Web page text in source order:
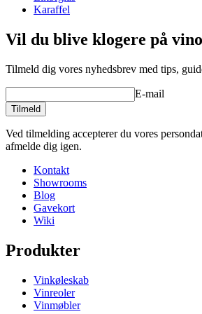
Karaffel
Vil du blive klogere på
Tilmeld dig vores nyhedsbrev med tips,
E-mail
Tilmeld
Ved tilmelding accepterer du vores
afmelde dig igen.
Kontakt
Showrooms
Blog
Gavekort
Wiki
Produkter
Vinkøleskab
Vinreoler
Vinmøbler